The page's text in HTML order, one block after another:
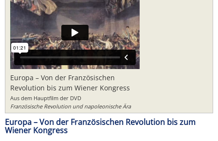
Europa – Von der Französischen
Revolution bis zum Wiener Kongress
Aus dem Hauptfilm der DVD
Französische Revolution und napoleonische Ära
Europa – Von der Französischen Revolution bis zum
Wiener Kongress